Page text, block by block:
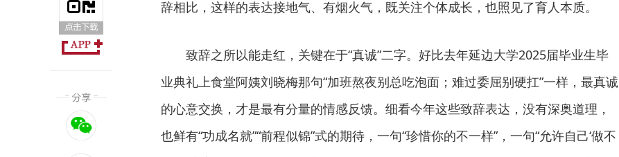
辞相比，这样的表达接地气、有烟火气，既关注个体成长，也照见了育人本质。
致辞之所以能走红，关键在于“真诚”二字。好比去年延边大学2025届毕业生毕
业典礼上食堂阿姨刘晓梅那句“加班熬夜别总吃泡面；难过委屈别硬扛”一样，最真诚
的心意交换，才是最有分量的情感反馈。细看今年这些致辞表达，没有深奥道理，
也鲜有“功成名就”“前程似锦”式的期待，一句“珍惜你的不一样”，一句“允许自己‘做不